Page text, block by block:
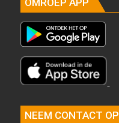
OMROEP APP
NEEM CONTACT OP